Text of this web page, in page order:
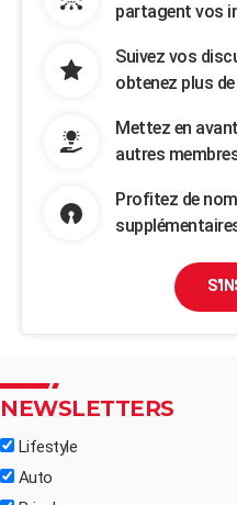
partagent vos
Suivez vos
obtenez plus
Mettez en
autres
Profitez de
NEWSLETTERS
Lifestyle
Auto